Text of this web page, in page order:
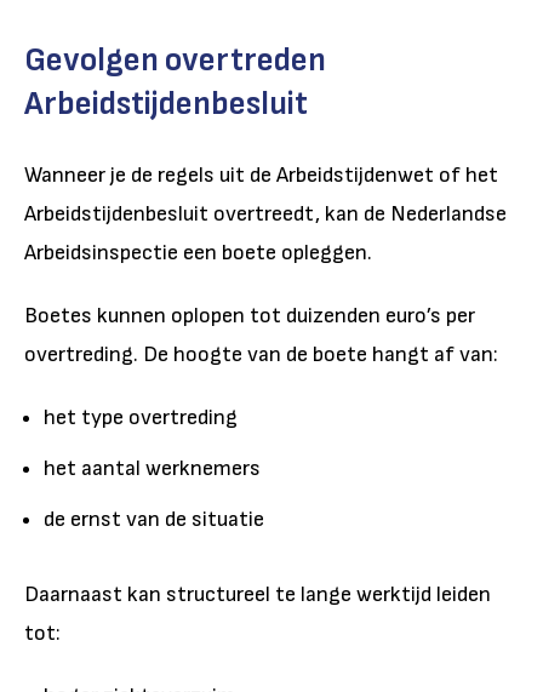
Gevolgen overtreden
Arbeidstijdenbesluit
Wanneer je de regels uit de Arbeidstijdenwet of het
Arbeidstijdenbesluit overtreedt, kan de Nederlandse
Arbeidsinspectie een boete opleggen.
Boetes kunnen oplopen tot duizenden euro’s per
overtreding. De hoogte van de boete hangt af van:
het type overtreding
het aantal werknemers
de ernst van de situatie
Daarnaast kan structureel te lange werktijd leiden
tot: